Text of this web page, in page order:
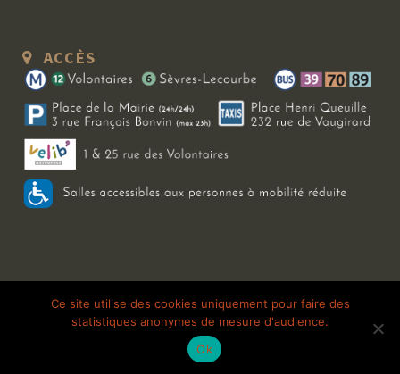
ACCÈS
Copyright 2026 Le Bal Blomet | Tous droits réservés | Mentions légales
Galerie photo
Ce site utilise des cookies uniquement pour faire des
statistiques anonymes de mesure d'audience.
Ok